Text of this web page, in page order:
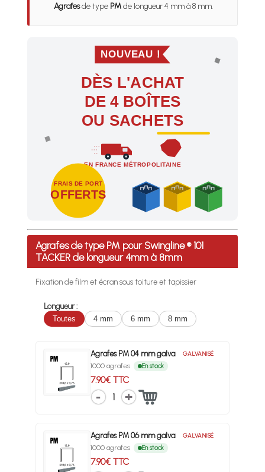
Agrafesde type PMde longueur 4 mm à 8 mm.
NOUVEAU !
DÈS L'ACHAT
DE 4 BOÎTES
OU SACHETS
EN FRANCE MÉTROPOLITAINE
FRAIS DE PORT
OFFERTS
Profitez des Frais de port offerts en France
Agrafes de type PM pour Swingline ® 101
TACKER de longueur 4mm à 8mm
Fixation de film et écran sous toiture et tapissier
Longueur :
Toutes
4 mm 6 mm 8 mm
Agrafes PM 04 mm galva GALVANISÉ
1000 agrafes En stock
7.90€ TTC
1
Agrafes PM 06 mm galva GALVANISÉ
1000 agrafes En stock
7.90€ TTC